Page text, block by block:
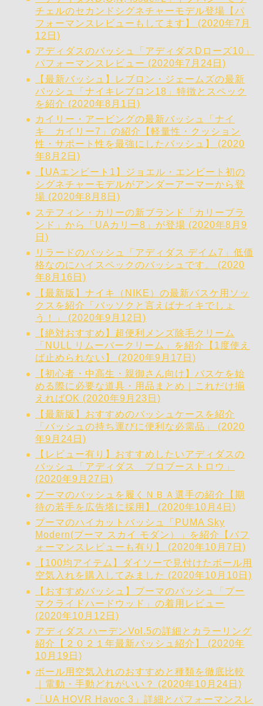
チェルのセカンドシグネチャーモデル登場【パ
フォーマンスレビューもしてます】 (2020年7月
12日)
アディダスのバッシュ「アディダスDローズ10」
パフォーマンスレビュー (2020年7月24日)
【最新バッシュ】レブロン・ジェームズの最新
バッシュ「ナイキレブロン18」特徴とスペック
を紹介 (2020年8月1日)
カイリー・アービングの最新バッシュ「ナイ
キ カイリー7」の紹介【軽量性・クッション
性・サポート性を最強にしたバッシュ】 (2020
年8月2日)
【UAエンビート1】ジョエル・エンビート初の
シグネチャーモデルがアンダーアーマーから登
場 (2020年8月8日)
ステフィン・カリーの新ブランド「カリーブラ
ンド」から「UAカリー8」が登場 (2020年8月9
日)
リラードのバッシュ「アディダス デイム7」低価
格なのにハイスペックのバッシュです。 (2020
年8月16日)
【最新版】ナイキ（NIKE）の最新バスケ用ソッ
クスを紹介「バッソクと言えばナイキでしょ
う！」 (2020年9月12日)
【絶対おすすめ】超便利メンズ除毛クリーム
「NULL リムーバークリーム」を紹介【1度使え
ば止められない】 (2020年9月17日)
【初心者・中高生・親御さん向け】バスケを始
める際に必要な道具・用品まとめ｜これだけ揃
えればOK (2020年9月23日)
【最新版】おすすめのバッシュケースを紹介
「バッシュの持ち運びに便利な必需品」 (2020
年9月24日)
【レビュー有り】おすすめしたいアディダスの
バッシュ「アディダス プロブーストロウ」
(2020年9月27日)
プーマのバッシュを履くＮＢＡ選手の紹介【期
待の若手を広告塔に採用】 (2020年10月4日)
プーマのハイカットバッシュ「PUMA Sky
Modern(プーマ スカイ モダン）」を紹介【パフ
ォーマンスレビューも有り】 (2020年10月7日)
【100均アイテム】ダイソーで見付けたボール用
空気入れを購入してみました (2020年10月10日)
【おすすめバッシュ】プーマのバッシュ「プー
マクライドハードウッド」の着用レビュー
(2020年10月12日)
アディダス ハーデンVol.5の詳細とカラーリング
紹介【２０２１年最新バッシュ紹介】 (2020年
10月19日)
ボール用空気入れのおすすめと種類を徹底比較
｜電動・手動どれがいい？ (2020年10月24日)
「UA HOVR Havoc 3」詳細とパフォーマンスレ